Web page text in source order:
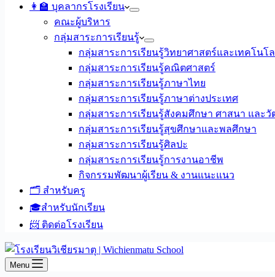
👩‍🏫 บุคลากรโรงเรียน
คณะผู้บริหาร
กลุ่มสาระการเรียนรู้
กลุ่มสาระการเรียนรู้วิทยาศาสตร์และเทคโนโ
กลุ่มสาระการเรียนรู้คณิตศาสตร์
กลุ่มสาระการเรียนรู้ภาษาไทย
กลุ่มสาระการเรียนรู้ภาษาต่างประเทศ
กลุ่มสาระการเรียนรู้สังคมศึกษา ศาสนา และ
กลุ่มสาระการเรียนรู้สุขศึกษาและพลศึกษา
กลุ่มสาระการเรียนรู้ศิลปะ
กลุ่มสาระการเรียนรู้การงานอาชีพ
กิจกรรมพัฒนาผู้เรียน & งานแนะแนว
🗂️ สำหรับครู
🎓สำหรับนักเรียน
📨 ติดต่อโรงเรียน
Menu